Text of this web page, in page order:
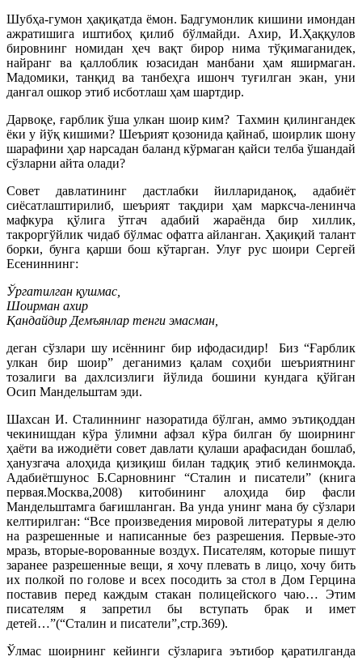
Шубҳа-гумон ҳақиқатда ёмон. Бадгумонлик кишини имондан
ажратишига иштибоҳ қилиб бўлмайди. Ахир, И.Ҳаққулов
бировнинг номидан ҳеч вақт бирор нима тўқимаганидек,
найранг ва қаллоблик юзасидан манбани ҳам яширмаган.
Мадомики, танқид ва танбеҳга ишонч туғилган экан, уни
дангал ошкор этиб исботлаш ҳам шартдир.
Дарвоқе, ғарблик ўша улкан шоир ким? Тахмин қилингандек
ёки у йўқ кишими? Шеърият қозонида қайнаб, шоирлик шону
шарафини ҳар нарсадан баланд кўрмаган қайси телба ўшандай
сўзларни айта олади?
Совет давлатининг дастлабки йиллариданоқ, адабиёт
сиёсатлаштирилиб, шеърият тақдири ҳам марксча-ленинча
мафкура қўлига ўтгач адабий жараёнда бир хиллик,
такроргўйлик чидаб бўлмас офатга айланган. Ҳақиқий талант
борки, бунга қарши бош кўтарган. Улуғ рус шоири Сергей
Есениннинг:
Ўргатилган қушмас,
Шоирман ахир
Қандайдир Демъянлар тенги эмасман,
деган сўзлари шу исённинг бир ифодасидир! Биз “Ғарблик
улкан бир шоир” деганимиз қалам соҳиби шеъриятнинг
тозалиги ва дахлсизлиги йўлида бошини кундага қўйган
Осип Мандельштам эди.
Шахсан И. Сталиннинг назоратида бўлган, аммо эътиқоддан
чекинишдан кўра ўлимни афзал кўра билган бу шоирнинг
ҳаёти ва ижодиёти совет давлати қулаши арафасидан бошлаб,
ҳанузгача алоҳида қизиқиш билан тадқиқ этиб келинмоқда.
Адабиётшунос Б.Сарновнинг “Сталин и писатели” (книга
первая.Москва,2008) китобининг алоҳида бир фасли
Мандельштамга бағишланган. Ва унда унинг мана бу сўзлари
келтирилган: “Все произведения мировой литературы я делю
на разрешенные и написанные без разрешения. Первые-это
мразь, вторые-ворованные воздух. Писателям, которые пишут
заранее разрешенные вещи, я хочу плевать в лицо, хочу бить
их полкой по голове и всех посодить за стол в Дом Герцина
поставив перед каждым стакан полицейского чаю… Этим
писателям я запретил бы вступать брак и имет
детей…”(“Сталин и писатели”,стр.369).
Ўлмас шоирнинг кейинги сўзларига эътибор қаратилганда